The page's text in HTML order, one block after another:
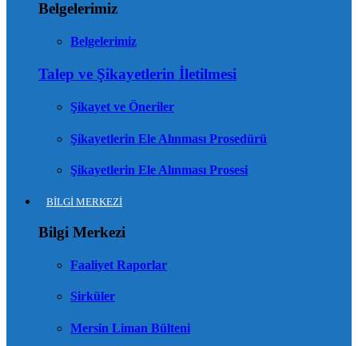
Belgelerimiz
Belgelerimiz
Talep ve Şikayetlerin İletilmesi
Şikayet ve Öneriler
Şikayetlerin Ele Alınması Prosedürü
Şikayetlerin Ele Alınması Prosesi
BİLGİ MERKEZİ
Bilgi Merkezi
Faaliyet Raporlar
Sirküler
Mersin Liman Bülteni